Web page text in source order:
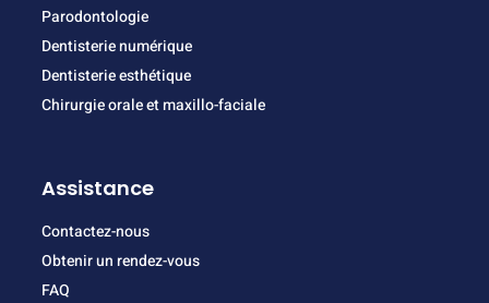
Parodontologie
Dentisterie numérique
Dentisterie esthétique
Chirurgie orale et maxillo-faciale
Assistance
Contactez-nous
Obtenir un rendez-vous
FAQ